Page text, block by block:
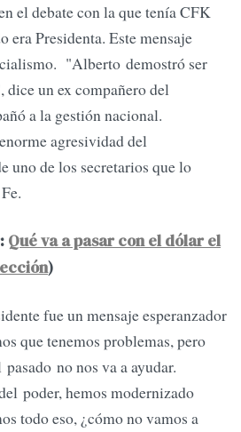
el debate con la que tenía CFK
era Presidenta. Este mensaje
"Alberto demostró ser
dice un ex compañero del
a la gestión nacional.
agresividad del
uno de los secretarios que lo
Qué va a pasar con el dólar el
)
fue un mensaje esperanzador
que tenemos problemas, pero
no nos va a ayudar.
poder, hemos modernizado
todo eso, ¿cómo no vamos a